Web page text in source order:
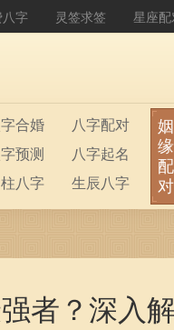
字 灵签求签 星座
合婚
八字配对
预测
八字起名
八字
生辰八字
甲子
八字排盘
姻
缘
配
对
者？深入